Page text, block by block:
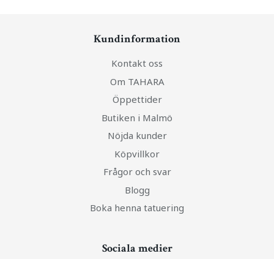
Kundinformation
Kontakt oss
Om TAHARA
Öppettider
Butiken i Malmö
Nöjda kunder
Köpvillkor
Frågor och svar
Blogg
Boka henna tatuering
Sociala medier